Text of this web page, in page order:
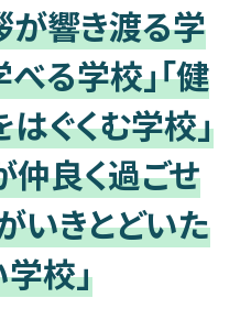
が響き渡る学
べる学校」「健
ぐくむ学校」
仲良く過ごせ
いきとどいた
校」